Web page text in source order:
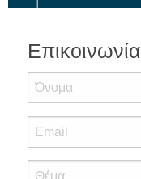
Επικοινωνία